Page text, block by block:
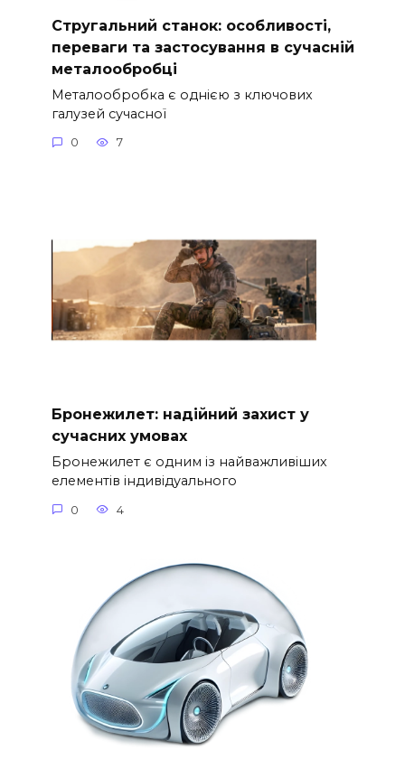
Стругальний станок: особливості,
переваги та застосування в сучасній
металообробці
Металообробка є однією з ключових
галузей сучасної
0 7
Бронежилет: надійний захист у
сучасних умовах
Бронежилет є одним із найважливіших
елементів індивідуального
0 4